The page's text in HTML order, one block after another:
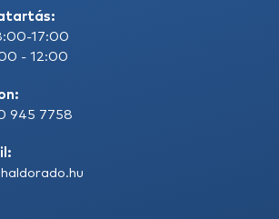
17:00
- 12:00
945 7758